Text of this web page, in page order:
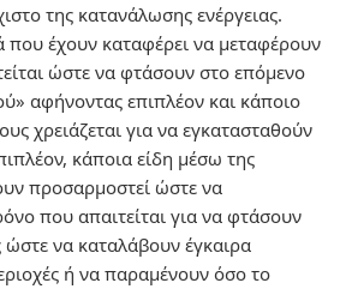
της κατανάλωσης ενέργειας.
που έχουν καταφέρει να μεταφέρουν
ώστε να φτάσουν στο επόμενο
αφήνοντας επιπλέον και κάποιο
χρειάζεται για να εγκατασταθούν
κάποια είδη μέσω της
προσαρμοστεί ώστε να
που απαιτείται για να φτάσουν
να καταλάβουν έγκαιρα
ή να παραμένουν όσο το